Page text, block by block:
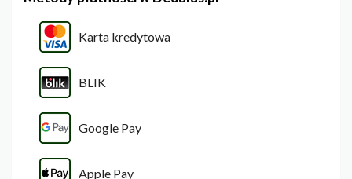
Karta kredytowa
BLIK
Google Pay
Apple Pay